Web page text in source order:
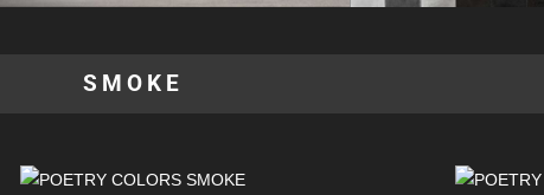
SMOKE